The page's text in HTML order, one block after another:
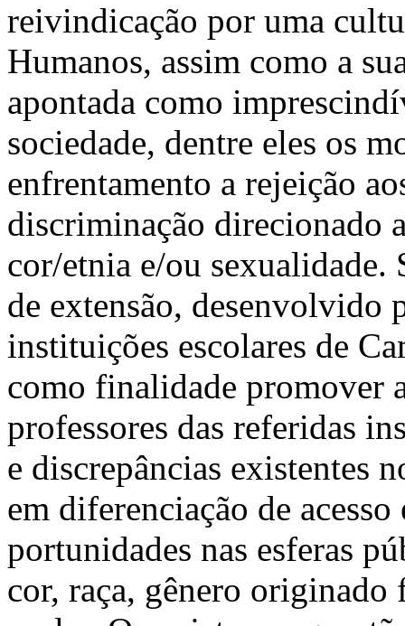
reivindicação por uma
Humanos, assim como a
apontada como
sociedade, dentre eles os
enfrentamento a rejeição
discriminação direcionado
cor/etnia e/ou sexualidade.
de extensão, desenvolvido
instituições escolares de
como finalidade promover
professores das referidas
e discrepâncias existentes
em diferenciação de
portunidades nas esferas
cor, raça, gênero originado